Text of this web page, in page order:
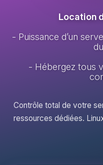
Location
- Puissance d’un
- Hébergez tous
Contrôle total de votre
ressources dédiées.